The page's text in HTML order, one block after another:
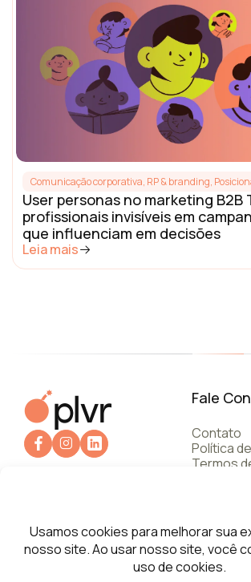
Comunicação corporativa, RP & branding,
User personas no marketing B2B
profissionais invisíveis em
que influenciam em decisões
Leia mais
Fale
Contato
Política
Termos